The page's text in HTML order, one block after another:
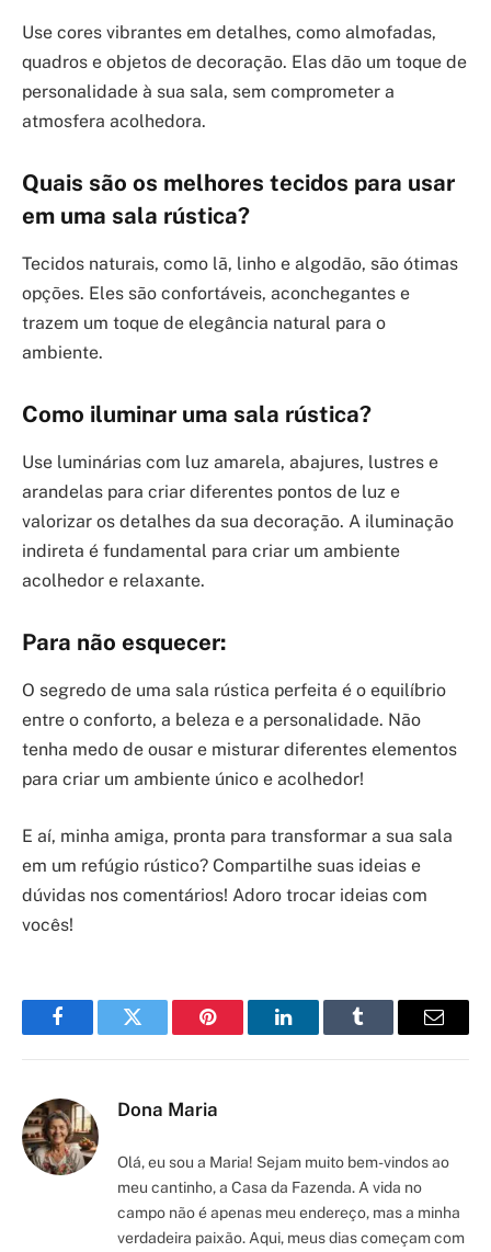
Use cores vibrantes em detalhes, como almofadas,
quadros e objetos de decoração. Elas dão um toque de
personalidade à sua sala, sem comprometer a
atmosfera acolhedora.
Quais são os melhores tecidos para usar
em uma sala rústica?
Tecidos naturais, como lã, linho e algodão, são ótimas
opções. Eles são confortáveis, aconchegantes e
trazem um toque de elegância natural para o
ambiente.
Como iluminar uma sala rústica?
Use luminárias com luz amarela, abajures, lustres e
arandelas para criar diferentes pontos de luz e
valorizar os detalhes da sua decoração. A iluminação
indireta é fundamental para criar um ambiente
acolhedor e relaxante.
Para não esquecer:
O segredo de uma sala rústica perfeita é o equilíbrio
entre o conforto, a beleza e a personalidade. Não
tenha medo de ousar e misturar diferentes elementos
para criar um ambiente único e acolhedor!
E aí, minha amiga, pronta para transformar a sua sala
em um refúgio rústico? Compartilhe suas ideias e
dúvidas nos comentários! Adoro trocar ideias com
vocês!
FacebookTwitter Pinterest LinkedInTumblr Email
Dona Maria
Olá, eu sou a Maria! Sejam muito bem-vindos ao
meu cantinho, a Casa da Fazenda. A vida no
campo não é apenas meu endereço, mas a minha
verdadeira paixão. Aqui, meus dias começam com